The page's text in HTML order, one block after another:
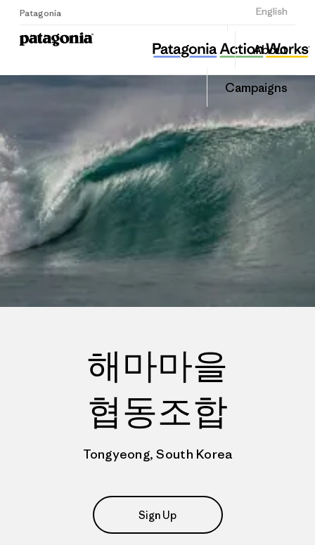
Patagonia English
Sign Up
About
Campaigns
해마마을협동조합
Share
this
Share
on
해마마을
협동조합
Tongyeong, South Korea
Sign Up